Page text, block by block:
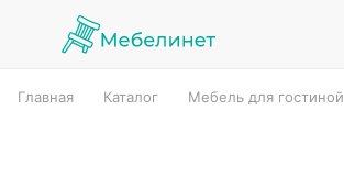
Главная Каталог Мебель для гостиной